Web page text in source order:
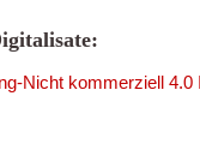
Nicht kommerziell 4.0